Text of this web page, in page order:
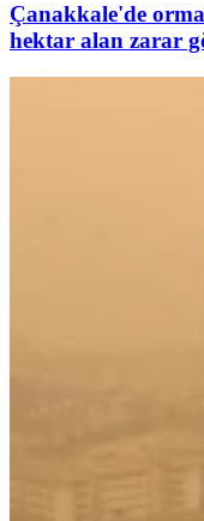
Çanakkale'de
hektar alan zarar